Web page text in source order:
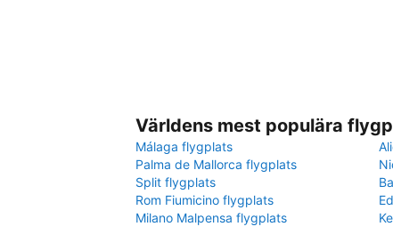
Världens mest populära
Málaga flygplats
Palma de Mallorca flygplats
Split flygplats
Rom Fiumicino flygplats
Milano Malpensa flygplats